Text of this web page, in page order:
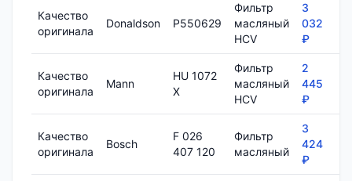
Качество
оригинала
Donaldson P550629
Фильтр
масляный
HCV
3
032
₽
Качество
оригинала
Mann
HU 1072
X
Фильтр
масляный
HCV
2
445
₽
Качество
оригинала
Bosch
F 026
407 120
Фильтр
масляный
3
424
₽